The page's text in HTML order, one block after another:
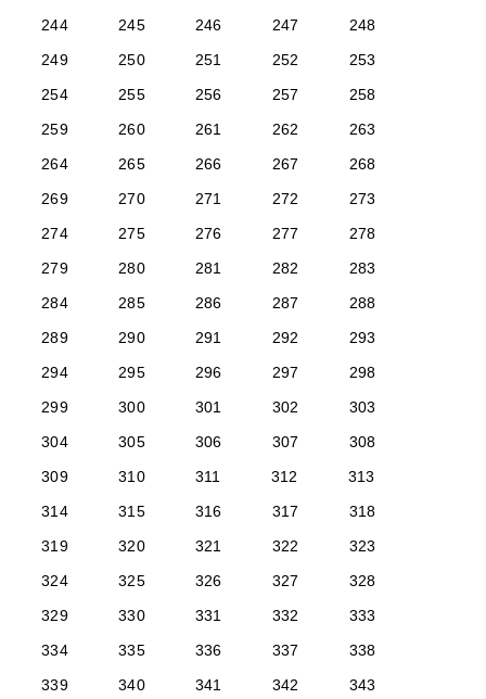
244
245 246 247
248
249
250 251 252
253
254
255 256 257
258
259
260 261 262
263
264
265 266 267
268
269
270 271 272
273
274
275 276 277
278
279
280 281 282
283
284
285 286 287
288
289
290 291 292
293
294
295 296 297
298
299
300 301 302
303
304
305 306 307
308
309
310 311 312
313
314
315 316 317
318
319
320 321 322
323
324
325 326 327
328
329
330 331 332
333
334
335 336 337
338
339
340 341 342
343